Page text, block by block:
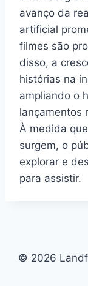
avanço da
artificial
filmes são
disso, a
histórias na
ampliando o
lançamentos
À medida
surgem, o
explorar e
para assistir.
© 2026